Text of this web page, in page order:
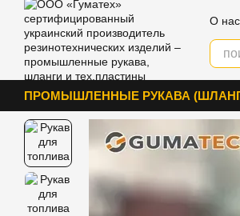
Перейти к основному контенту
О нас
ПРОМЫШЛЕННЫЕ РУКАВА